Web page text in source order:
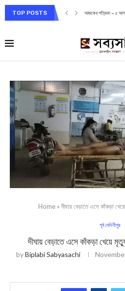
TOP POSTS আজকের পত্রিকা – ৫
Home» দীঘায় বেড়াতে এসে কাঁকড়া
পূর্ব মেদিনীপুর
দীঘায় বেড়াতে এসে কাঁকড়া খেয়ে
byBiplabi Sabyasachi